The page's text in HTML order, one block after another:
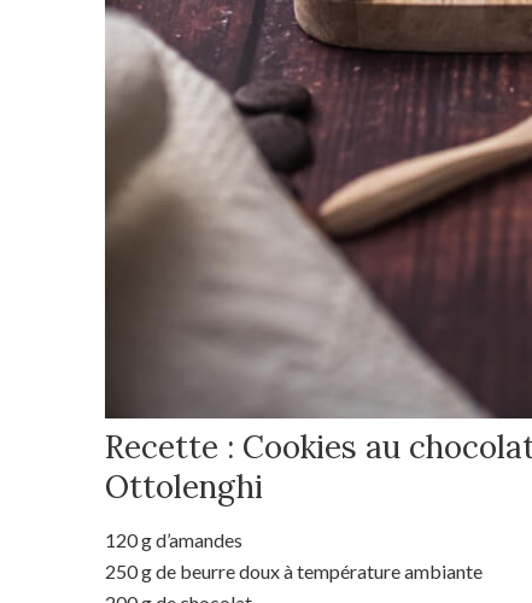
Recette : Cookies au
Ottolenghi
120 g d’amandes
250 g de beurre doux à température ambiante